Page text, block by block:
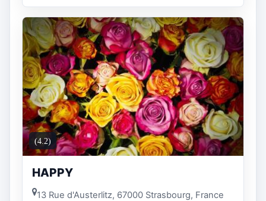
(4.2)
HAPPY
13 Rue d'Austerlitz, 67000 Strasbourg, France